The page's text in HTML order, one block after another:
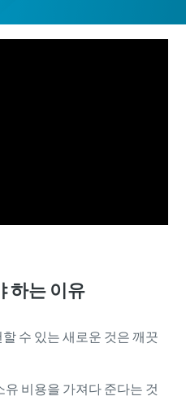
하는 이유
수 있는 새로운 것은 깨끗
비용을 가져다 준다는 것